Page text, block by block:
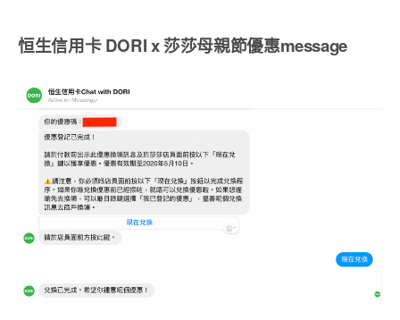
恒生信用卡 DORI x 莎莎母親節優惠message